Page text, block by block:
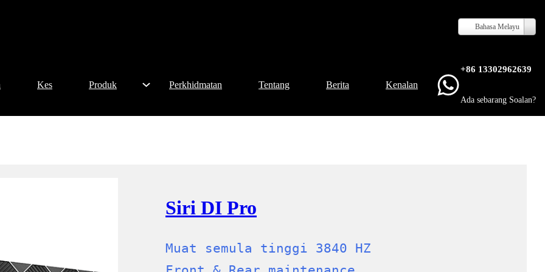
Bahasa Melayu
Kes Produk Perkhidmatan Tentang Berita Kenalan
+86 13302962639
Ada sebarang Soalan?
Siri DI Pro
Muat semula tinggi 3840 HZ